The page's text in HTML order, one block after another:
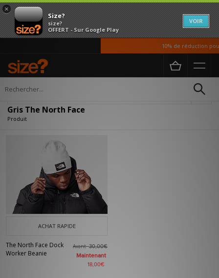
×
Size?
size?
OFFERT - Sur Google Play
VOIR
10% de réduction
Accueil Gris The North Face
Gris The North Face
Produit
ACHAT RAPIDE
The North Face Dock
Worker Beanie
Avant30,00€
Maintenant
18,00€